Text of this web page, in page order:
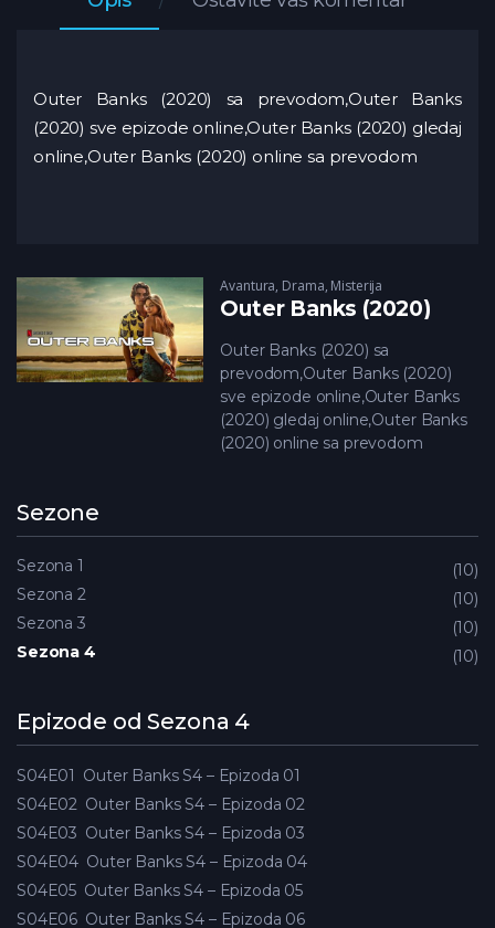
Outer Banks (2020) sa prevodom,Outer Banks
(2020) sve epizode online,Outer Banks (2020) gledaj
online,Outer Banks (2020) online sa prevodom
Avantura, Drama, Misterija
Outer Banks (2020)
Outer Banks (2020) sa
prevodom,Outer Banks (2020)
sve epizode online,Outer Banks
(2020) gledaj online,Outer Banks
(2020) online sa prevodom
Sezone
Sezona 1
10
Sezona 2
10
Sezona 3
10
Sezona 4
10
Epizode od Sezona 4
S04E01 Outer Banks S4 – Epizoda 01
S04E02 Outer Banks S4 – Epizoda 02
S04E03 Outer Banks S4 – Epizoda 03
S04E04 Outer Banks S4 – Epizoda 04
S04E05 Outer Banks S4 – Epizoda 05
S04E06 Outer Banks S4 – Epizoda 06